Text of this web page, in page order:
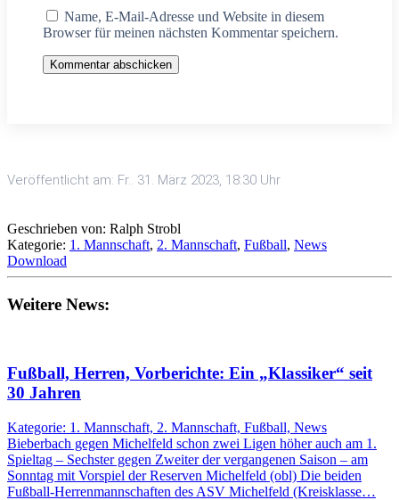
Name, E-Mail-Adresse und Website in diesem
Browser für meinen nächsten Kommentar speichern.
Kommentar abschicken
Veröffentlicht am: Fr.. 31. März 2023, 18:30 Uhr
Geschrieben von: Ralph Strobl
Kategorie: 1. Mannschaft, 2. Mannschaft, Fußball, News
Download
Weitere News:
Fußball, Herren, Vorberichte: Ein „Klassiker“ seit
30 Jahren
Kategorie: 1. Mannschaft, 2. Mannschaft, Fußball, News
Bieberbach gegen Michelfeld schon zwei Ligen höher auch am 1.
Spieltag – Sechster gegen Zweiter der vergangenen Saison – am
Sonntag mit Vorspiel der Reserven Michelfeld (obl) Die beiden
Fußball-Herrenmannschaften des ASV Michelfeld (Kreisklasse…